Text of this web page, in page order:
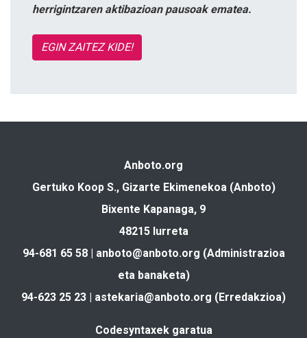
herrigintzaren aktibazioan pausoak ematea.
EGIN ZAITEZ KIDE!
Anboto.org
Gertuko Koop S., Gizarte Ekimenekoa (Anboto)
Bixente Kapanaga, 9
48215 Iurreta
94-681 65 58 | anboto@anboto.org (Administrazioa
eta banaketa)
94-623 25 23 | astekaria@anboto.org (Erredakzioa)
Codesyntaxek garatua